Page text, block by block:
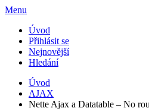
Menu
Úvod
Přihlásit se
Nejnovější
Hledání
Úvod
AJAX
Nette Ajax a Datatable – No